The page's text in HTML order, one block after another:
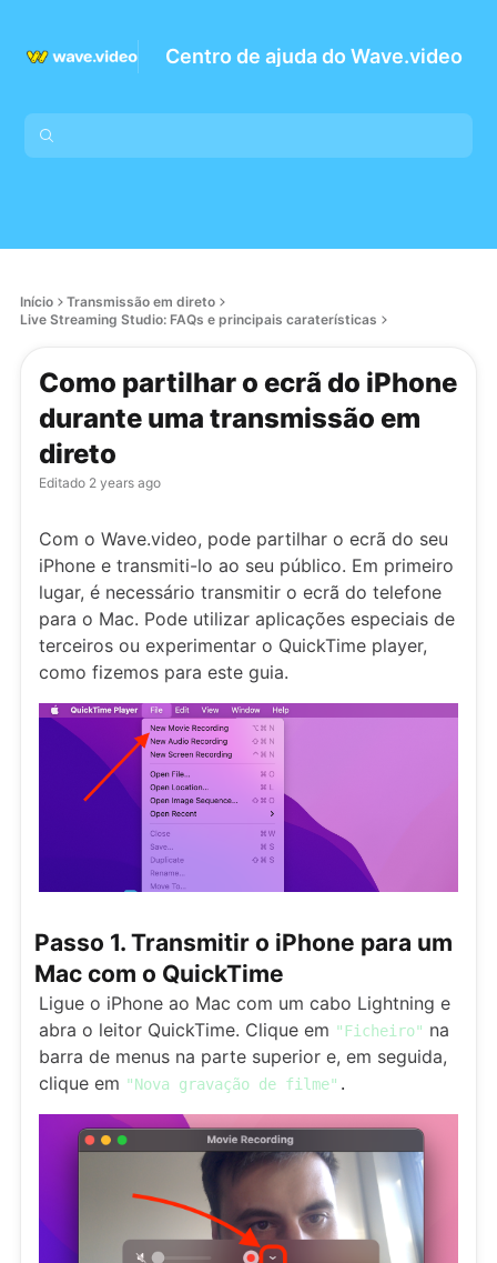
Centro de ajuda do Wave.video
Início
Transmissão em direto
Live Streaming Studio: FAQs e principais caraterísticas
Como partilhar o ecrã do iPhone
durante uma transmissão em
direto
Editado 2 years ago
Com o Wave.video, pode partilhar o ecrã do seu
iPhone e transmiti-lo ao seu público. Em primeiro
lugar, é necessário transmitir o ecrã do telefone
para o Mac. Pode utilizar aplicações especiais de
terceiros ou experimentar o QuickTime player,
como fizemos para este guia.
Passo 1. Transmitir o iPhone para um
Mac com o QuickTime
Ligue o iPhone ao Mac com um cabo Lightning e
abra o leitor QuickTime. Clique em "Ficheiro" na
barra de menus na parte superior e, em seguida,
clique em "Nova gravação de filme" .